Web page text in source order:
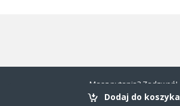
Dodaj do koszyka
Masz pytania? Zadzwoń!
+48 534 376 323